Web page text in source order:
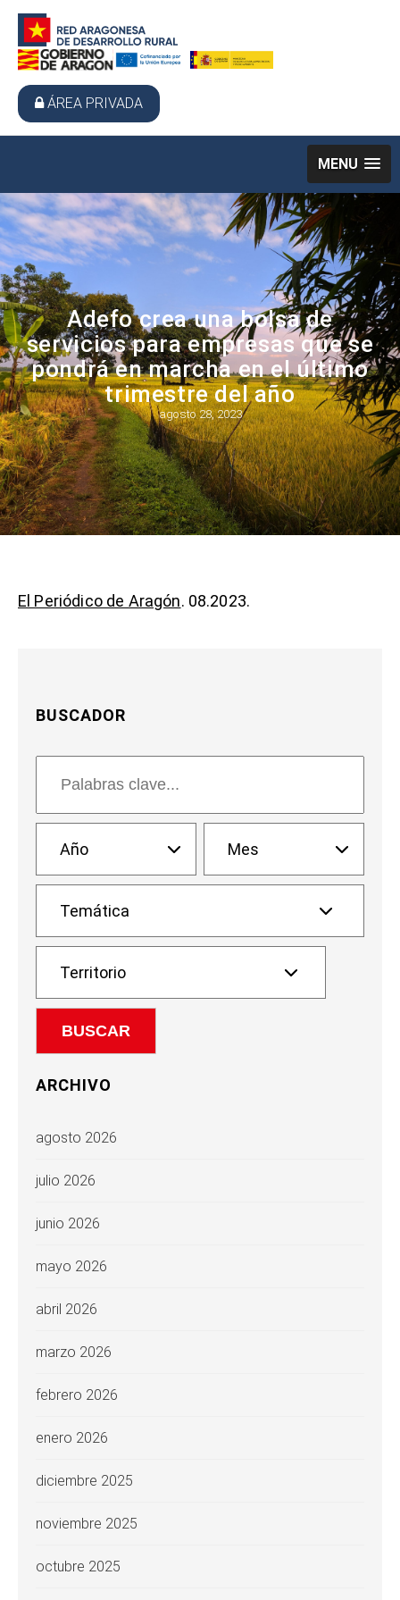
ÁREA PRIVADA
MENU
Adefo crea una bolsa de
servicios para empresas que se
pondrá en marcha en el último
trimestre del año
agosto 28, 2023
El Periódico de Aragón. 08.2023.
BUSCADOR
ARCHIVO
agosto 2026
julio 2026
junio 2026
mayo 2026
abril 2026
marzo 2026
febrero 2026
enero 2026
diciembre 2025
noviembre 2025
octubre 2025